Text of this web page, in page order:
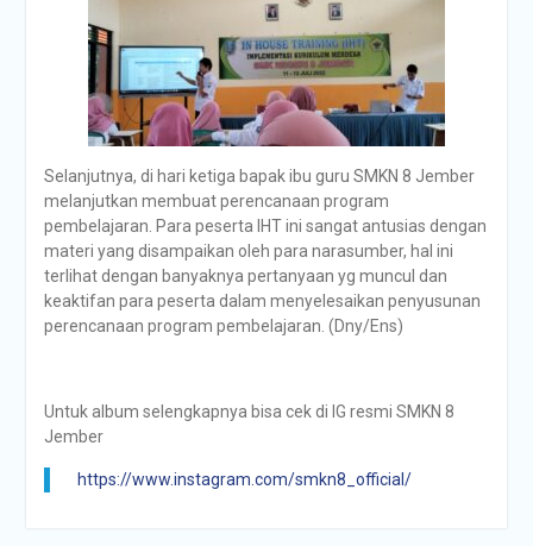
Selanjutnya, di hari ketiga bapak ibu guru SMKN 8 Jember
melanjutkan membuat perencanaan program
pembelajaran. Para peserta IHT ini sangat antusias dengan
materi yang disampaikan oleh para narasumber, hal ini
terlihat dengan banyaknya pertanyaan yg muncul dan
keaktifan para peserta dalam menyelesaikan penyusunan
perencanaan program pembelajaran. (Dny/Ens)
Untuk album selengkapnya bisa cek di IG resmi SMKN 8
Jember
https://www.instagram.com/smkn8_official/